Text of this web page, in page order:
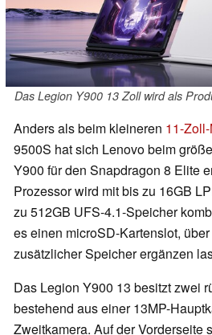
Das Legion Y900 13 Zoll wird als
Anders als beim kleineren 11-
9500S hat sich Lenovo beim
Y900 für den Snapdragon 8 Elite
Prozessor wird mit bis zu 16GB
zu 512GB UFS-4.1-Speicher
es einen microSD-Kartenslot,
zusätzlicher Speicher ergänzen
Das Legion Y900 13 besitzt zwei
bestehend aus einer 13MP-
Zweitkamera. Auf der Vorderseite